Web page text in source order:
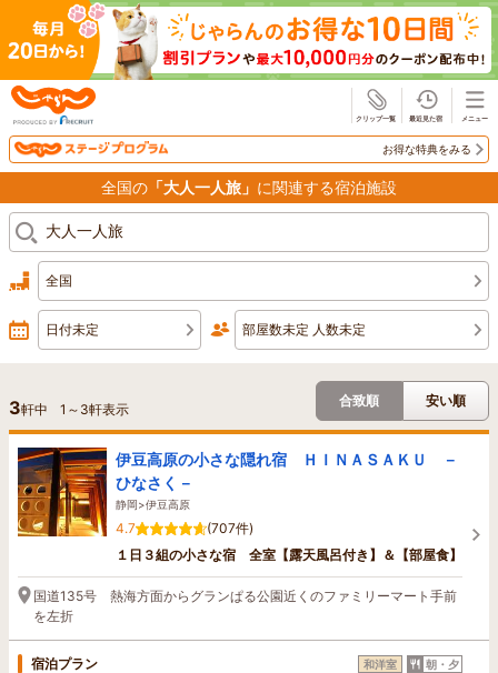
お得な特典をみる
全国の 「大人一人旅」 に関連する宿泊施設
全国
日付未定 部屋数未定 人数未定
3軒中 1 ～ 3軒表示
合致順 安い順
伊豆高原の小さな隠れ宿 ＨＩＮＡＳＡＫＵ －
ひなさく－
静岡>伊豆高原
4.7
(707件)
１日３組の小さな宿 全室【露天風呂付き】＆【部屋食】
国道135号 熱海方面からグランぱる公園近くのファミリーマート手前
を左折
宿泊プラン 和洋室 朝・夕